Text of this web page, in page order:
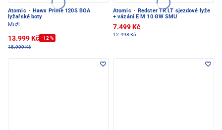
Atomic · Hawx Prime 120S BOA
lyžařské boty
Muži
13.999 Kč -12 %
15.999 Kč
Atomic · Redster TR LT sjezdové lyže
+ vázání E M 10 GW SMU
7.499 Kč
12.498 Kč